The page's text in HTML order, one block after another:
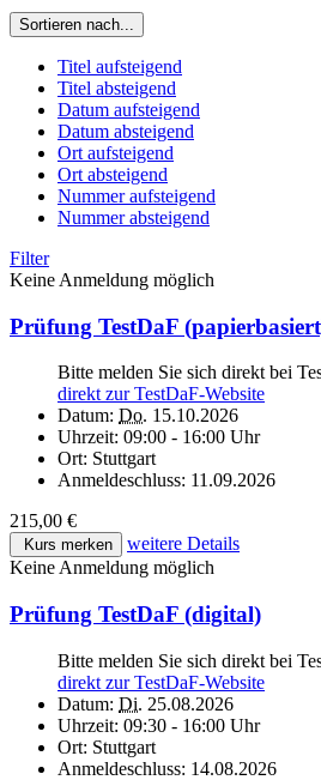
Sortieren nach...
Titel aufsteigend
Titel absteigend
Datum aufsteigend
Datum absteigend
Ort aufsteigend
Ort absteigend
Nummer aufsteigend
Nummer absteigend
Filter
Keine Anmeldung möglich
Prüfung TestDaF
Bitte melden Sie sich direkt bei
direkt zur TestDaF-Website
Datum: Do. 15.10.2026
Uhrzeit: 09:00 - 16:00 Uhr
Ort: Stuttgart
Anmeldeschluss: 11.09.2026
215,00 €
Kurs merken
weitere Details
Keine Anmeldung möglich
Prüfung TestDaF (digital)
Bitte melden Sie sich direkt bei
direkt zur TestDaF-Website
Datum: Di. 25.08.2026
Uhrzeit: 09:30 - 16:00 Uhr
Ort: Stuttgart
Anmeldeschluss: 14.08.2026